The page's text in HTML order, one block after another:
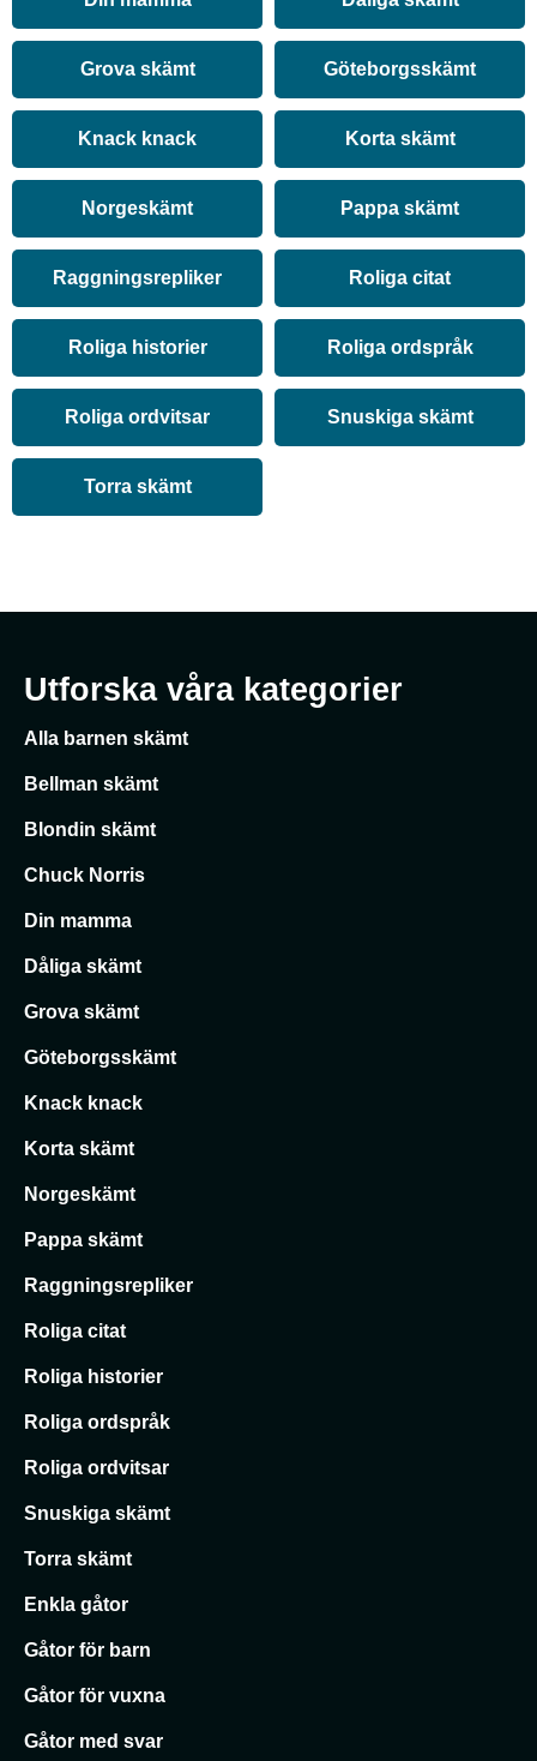
Grova skämt Göteborgsskämt
Knack knack Korta skämt
Norgeskämt Pappa skämt
Raggningsrepliker Roliga citat
Roliga historier Roliga ordspråk
Roliga ordvitsar Snuskiga skämt
Torra skämt
Utforska våra kategorier
Alla barnen skämt
Bellman skämt
Blondin skämt
Chuck Norris
Din mamma
Dåliga skämt
Grova skämt
Göteborgsskämt
Knack knack
Korta skämt
Norgeskämt
Pappa skämt
Raggningsrepliker
Roliga citat
Roliga historier
Roliga ordspråk
Roliga ordvitsar
Snuskiga skämt
Torra skämt
Enkla gåtor
Gåtor för barn
Gåtor för vuxna
Gåtor med svar